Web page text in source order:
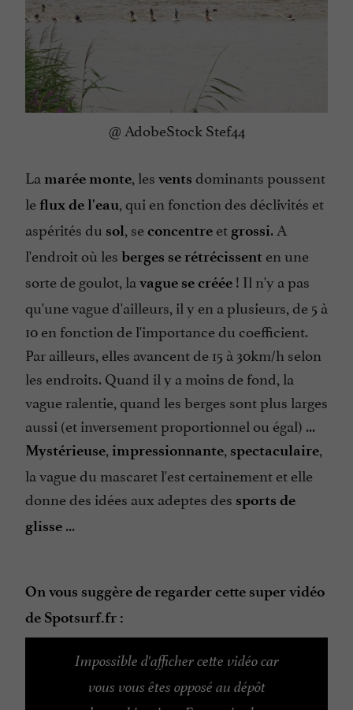
@ AdobeStock Stef44
La marée monte, les vents dominants poussent
le flux de l'eau, qui en fonction des déclivités et
aspérités du sol, seconcentre et grossi. A
l'endroit où les berges se rétrécissent en une
sorte de goulot, la vague se créée ! Il n'y a pas
qu'une vague d'ailleurs, il y en a plusieurs, de 5 à
10 en fonction de l'importance du coefficient.
Par ailleurs, elles avancent de 15 à 30km/h selon
les endroits. Quand il y a moins de fond, la
vague ralentie, quand les berges sont plus larges
aussi (et inversement proportionnel ou égal) ...
Mystérieuse, impressionnante, spectaculaire,
la vague du mascaret l'est certainement et elle
donne des idées aux adeptes des sports de
glisse ...
On vous suggère de regarder cette super vidéo
de Spotsurf.fr :
Impossible d'afficher cette vidéo car
vous vous êtes opposé au dépôt